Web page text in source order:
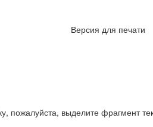
Версия для печати
пожалуйста, выделите фрагмент